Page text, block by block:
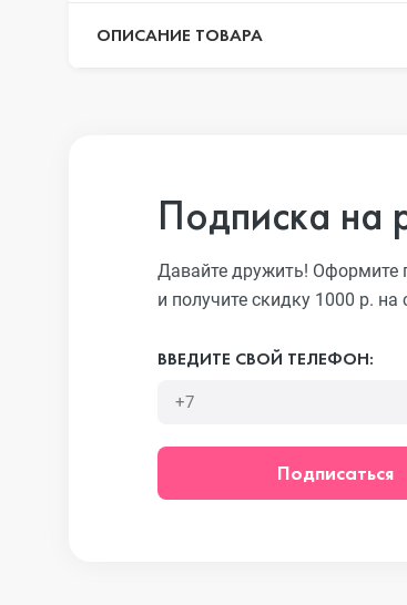
iPhone 13 Pro Max
iPhone 13
iPhone 13 mini
iPhone 12 Pro Max
ОПИСАНИЕ ТОВАРА
Подписка на
Давайте дружить! Оформите
и получите скидку 1000 р.
ВВЕДИТЕ СВОЙ ТЕЛЕФОН:
Подписаться